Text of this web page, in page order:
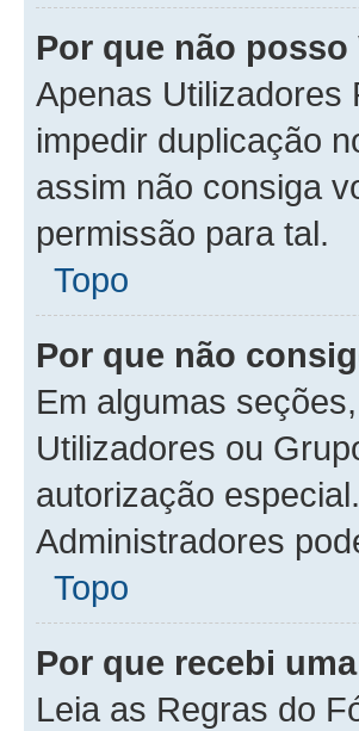
Por que não posso
Apenas Utilizadores
impedir duplicação
assim não consiga
permissão para tal.
Topo
Por que não
Em algumas
Utilizadores ou
autorização
Administradores
Topo
Por que recebi
Leia as Regras do